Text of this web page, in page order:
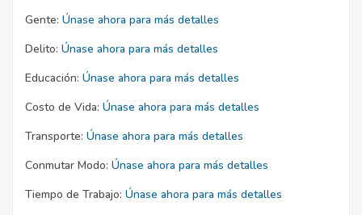
Gente: Únase ahora para más detalles
Delito: Únase ahora para más detalles
Educación: Únase ahora para más detalles
Costo de Vida: Únase ahora para más detalles
Transporte: Únase ahora para más detalles
Conmutar Modo: Únase ahora para más detalles
Tiempo de Trabajo: Únase ahora para más detalles